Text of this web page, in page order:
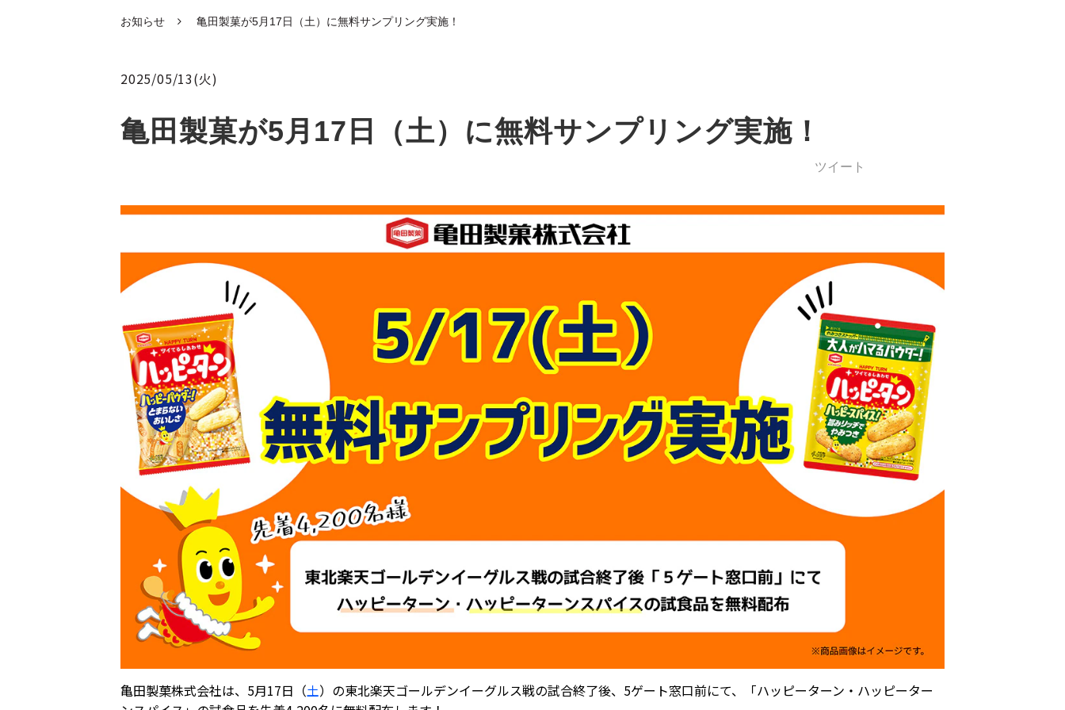
お知らせ 亀田製菓が5月17日（土）に無料サンプリング実施！
2025/05/13(火)
亀田製菓が5月17日（土）に無料サンプリング実施！
ツイート
亀田製菓株式会社は、5月17日（土）の東北楽天ゴールデンイーグルス戦の試合終了後、5ゲート窓口前にて、「ハッピーターン・ハッピーター